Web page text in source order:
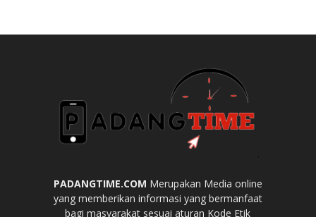
PADANGTIME.COM Merupakan Media online
yang memberikan informasi yang bermanfaat
bagi masyarakat sesuai aturan Kode Etik